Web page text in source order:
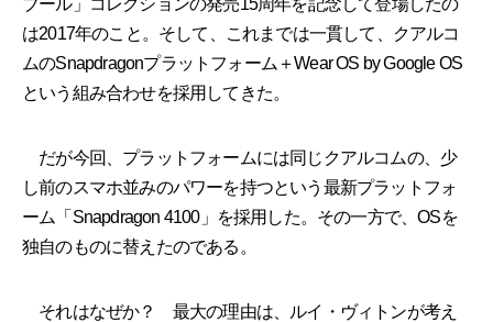
ブール」コレクションの発売15周年を記念して登場したの
は2017年のこと。そして、これまでは一貫して、クアルコ
ムのSnapdragonプラットフォーム＋Wear OS by Google OS
という組み合わせを採用してきた。
だが今回、プラットフォームには同じクアルコムの、少
し前のスマホ並みのパワーを持つという最新プラットフォ
ーム「Snapdragon 4100」を採用した。その一方で、OSを
独自のものに替えたのである。
それはなぜか？ 最大の理由は、ルイ・ヴィトンが考え